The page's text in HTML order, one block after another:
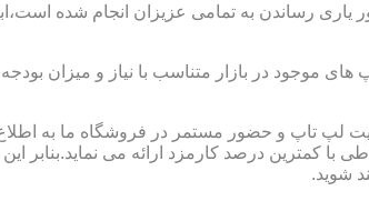
یاری رساندن به تمامی عزیزان انجام شده
موجود در بازار متناسب با نیاز و میزان
لپ تاپ و حضور مستمر در فروشگاه ما به
با کمترین درصد کارمزد ارائه می
شوید.